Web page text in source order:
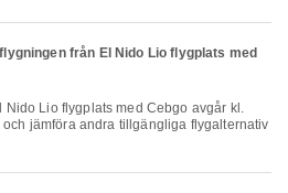
från El Nido Lio flygplats med
jämföra andra tillgängliga flygalternativ